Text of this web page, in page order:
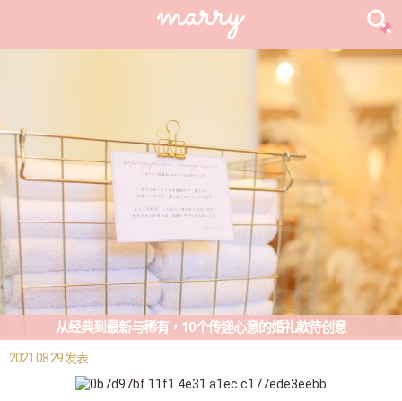
从经典到最新与稀有，10个传递心意的婚礼款待创意
2021.08.29 发表